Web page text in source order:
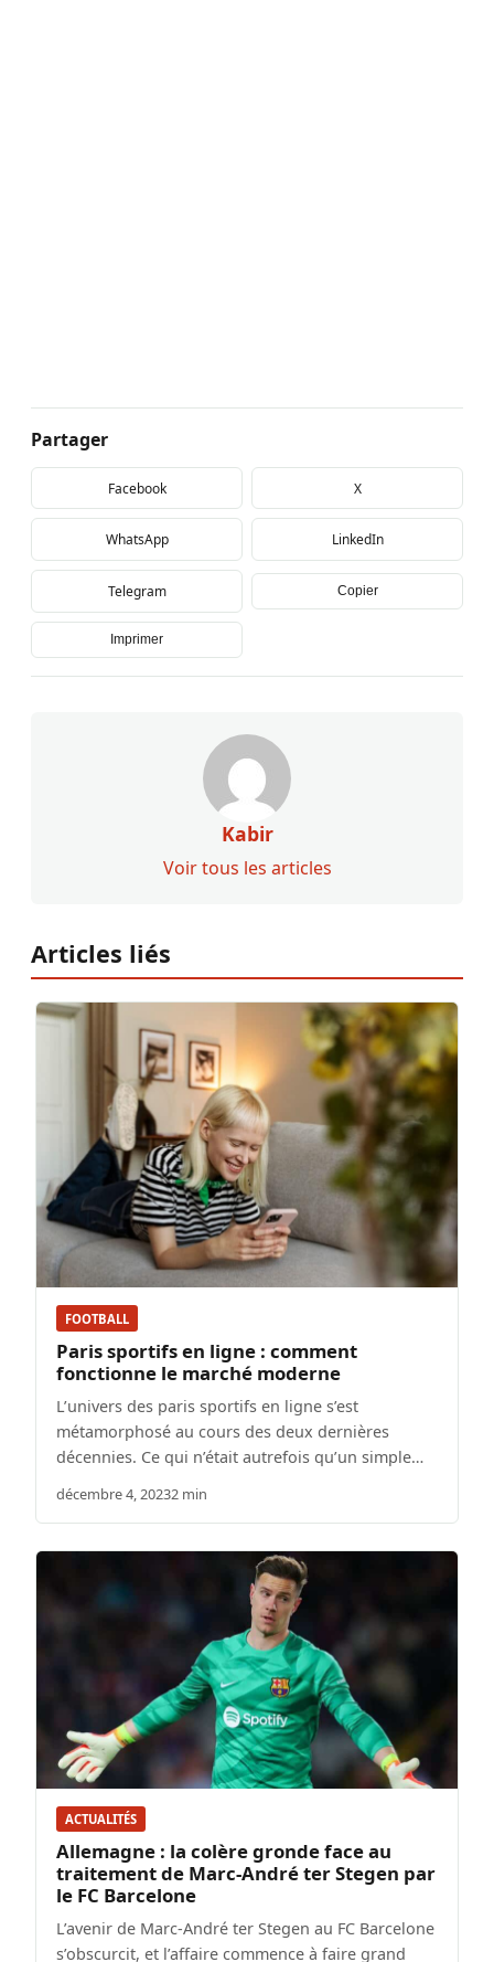
Partager
Facebook X
WhatsApp LinkedIn
Telegram Copier
Imprimer
Kabir
Voir tous les articles
Articles liés
FOOTBALL
Paris sportifs en ligne : comment
fonctionne le marché moderne
L’univers des paris sportifs en ligne s’est
métamorphosé au cours des deux dernières
décennies. Ce qui n’était autrefois qu’un simple…
décembre 4, 20232 min
ACTUALITÉS
Allemagne : la colère gronde face au
traitement de Marc-André ter Stegen par
le FC Barcelone
L’avenir de Marc-André ter Stegen au FC Barcelone
s’obscurcit, et l’affaire commence à faire grand